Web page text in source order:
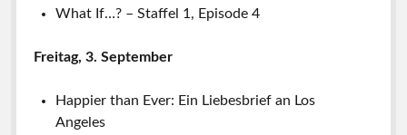
What If…? – Staffel 1, Episode 4
Freitag, 3. September
Happier than Ever: Ein Liebesbrief an Los
Angeles